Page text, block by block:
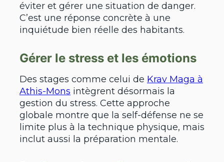
éviter et gérer une situation de danger.
C’est une réponse concrète à une
inquiétude bien réelle des habitants.
Gérer le stress et les émotions
Des stages comme celui de Krav Maga à
Athis-Mons intègrent désormais la
gestion du stress. Cette approche
globale montre que la self-défense ne se
limite plus à la technique physique, mais
inclut aussi la préparation mentale.